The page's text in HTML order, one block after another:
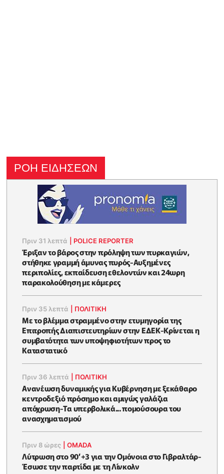
ΡΟΗ ΕΙΔΗΣΕΩΝ
Πριν 31 λεπτά POLICE REPORTER
Έριξαν το βάρος στην πρόληψη των πυρκαγιών,
στήθηκε γραμμή άμυνας πυρός-Αυξημένες
περιπολίες, εκπαίδευση εθελοντών και 24ωρη
παρακολούθηση με κάμερες
Πριν 35 λεπτά ΠΟΛΙΤΙΚΗ
Με το βλέμμα στραμμένο στην ετυμηγορία της
Επιτροπής Διαπιστευτηρίων στην ΕΔΕΚ-Κρίνεται η
συμβατότητα των υποψηφιοτήτων προς το
Καταστατικό
Πριν 36 λεπτά ΠΟΛΙΤΙΚΗ
Ανανέωση δυναμικής για Κυβέρνηση με ξεκάθαρο
κεντροδεξιό πρόσημο και αμιγώς γαλάζια
απόχρωση-Τα υπερβολικά... πομούσουρα του
ανασχηματισμού
Πριν 8 ώρες |OMADA
Λύτρωση στο 90’+3 για την Ομόνοια στο Γιβραλτάρ-
Έσωσε την παρτίδα με τη Λίνκολν